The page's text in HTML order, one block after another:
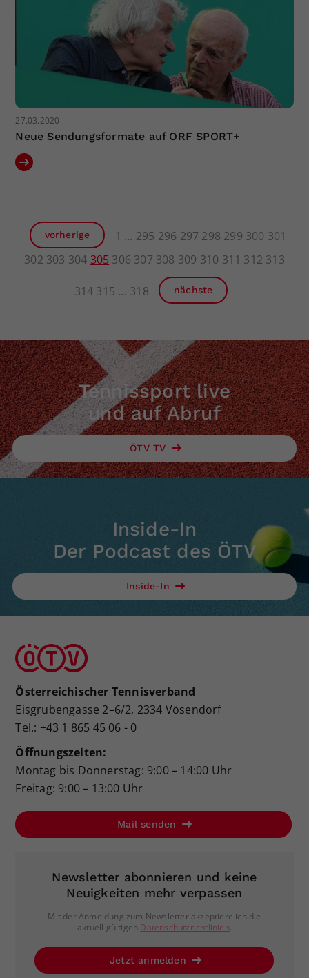
27.03.2020
Neue Sendungsformate auf ORF SPORT+
vorherige 1 295 296 297 298 299 300 301
302 303 304 305 306 307 308 309 310 311 312 313
314 315 318 nächste
Tennissport live
und auf Abruf
ÖTV TV
Inside-In
Der Podcast des ÖTV
Inside-In
Österreichischer Tennisverband
Eisgrubengasse 2–6/2, 2334 Vösendorf
Tel.: +43 1 865 45 06 - 0
Öffnungszeiten:
Montag bis Donnerstag: 9:00 – 14:00 Uhr
Freitag: 9:00 – 13:00 Uhr
Mail senden
Newsletter abonnieren und keine
Neuigkeiten mehr verpassen
Mit der Anmeldung zum Newsletter akzeptiere ich die
aktuell gültigen Datenschutzrichtlinien.
Jetzt anmelden